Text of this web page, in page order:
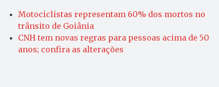
Motociclistas representam 60% dos mortos no
trânsito de Goiânia
CNH tem novas regras para pessoas acima de 50
anos; confira as alterações